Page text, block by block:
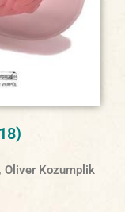
Oliver Kozumplik